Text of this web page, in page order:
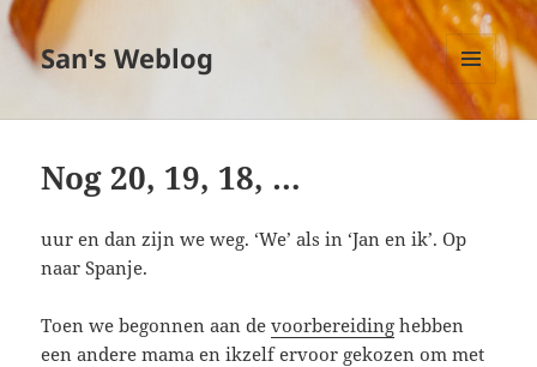
San's Weblog
MENU
EN
Nog 20, 19, 18, …
uur en dan zijn we weg. ‘We’ als in ‘Jan en ik’. Op
naar Spanje.
Toen we begonnen aan devoorbereiding hebben
een andere mama en ikzelf ervoor gekozen om met